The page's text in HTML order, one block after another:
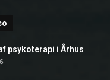
psykoterapi i Århus